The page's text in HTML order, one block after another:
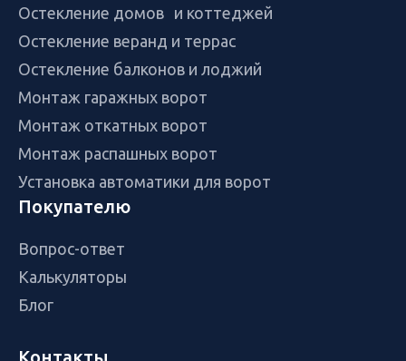
Остекление домов и коттеджей
Остекление веранд и террас
Остекление балконов и лоджий
Монтаж гаражных ворот
Монтаж откатных ворот
Монтаж распашных ворот
Установка автоматики для ворот
Покупателю
Вопрос-ответ
Калькуляторы
Блог